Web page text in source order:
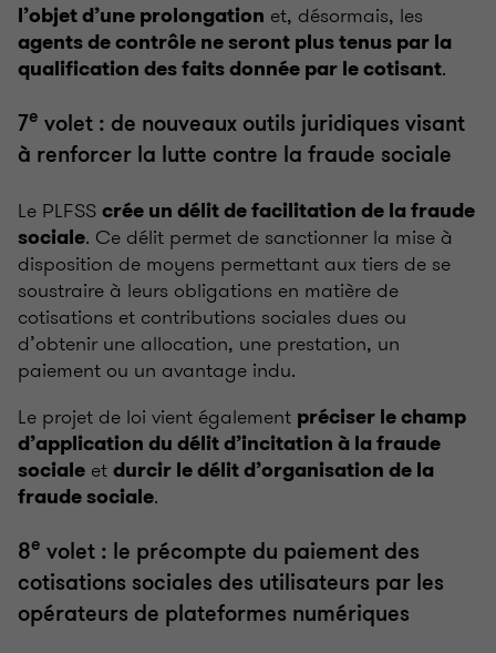
l’objet d’une prolongation et, désormais, les
agents de contrôle ne seront plus tenus par la
qualification des faits donnée par le cotisant.
7e volet : de nouveaux outils juridiques visant
à renforcer la lutte contre la fraude sociale
Le PLFSS crée un délit de facilitation de la fraude
sociale. Ce délit permet de sanctionner la mise à
disposition de moyens permettant aux tiers de se
soustraire à leurs obligations en matière de
cotisations et contributions sociales dues ou
d’obtenir une allocation, une prestation, un
paiement ou un avantage indu.
Le projet de loi vient également préciser le champ
d’application du délit d’incitation à la fraude
sociale et durcir le délit d’organisation de la
fraude sociale.
8e volet : le précompte du paiement des
cotisations sociales des utilisateurs par les
opérateurs de plateformes numériques